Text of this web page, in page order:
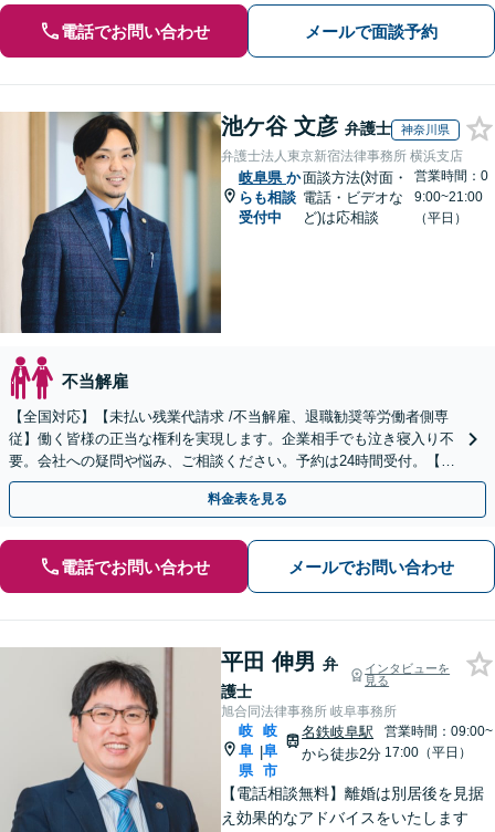
電話でお問い合わせ メールで面談予約
池ケ谷 文彦 弁護士 神奈川県
弁護士法人東京新宿法律事務所 横浜支店
岐阜県 か
らも相談
受付中
面談方法(対面・
電話・ビデオな
ど)は応相談
営業時間：0
9:00~21:00
（平日）
不当解雇
【全国対応】【未払い残業代請求 /不当解雇、退職勧奨等労働者側専
従】働く皆様の正当な権利を実現します。企業相手でも泣き寝入り不
要。会社への疑問や悩み、ご相談ください。予約は24時間受付。【初
回面談無料】【夜間・休日対応可】
料金表を見る
電話でお問い合わせ メールでお問い合わせ
平田 伸男 弁
護士
インタビューを
見る
旭合同法律事務所 岐阜事務所
岐
阜
県
|
岐
阜
市
名鉄岐阜駅
から徒歩2分
営業時間：09:00~
17:00（平日）
【電話相談無料】離婚は別居後を見据
え効果的なアドバイスをいたします